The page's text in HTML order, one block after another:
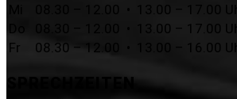
08.30 – 12.00 • 13.00 – 17.00 Uhr
Fr
08.30 – 12.00 • 13.00 – 16.00
SPRECHZEITEN